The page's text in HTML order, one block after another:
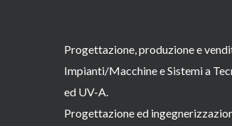
Progettazione, produzione e
Impianti/Macchine e Sistemi a
ed UV-A.
Progettazione ed